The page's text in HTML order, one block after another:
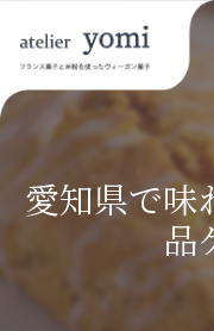
愛知県で味
品